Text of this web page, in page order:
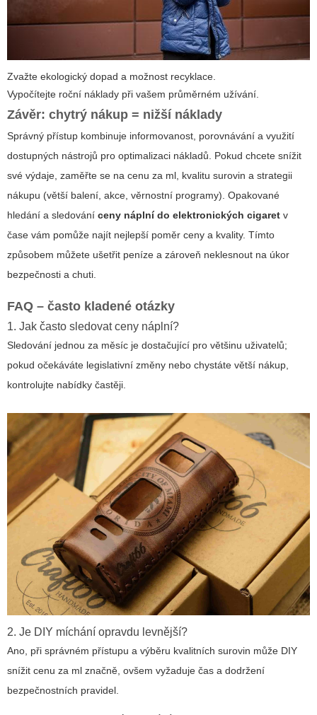
Zvažte ekologický dopad a možnost recyklace.
Vypočítejte roční náklady při vašem průměrném užívání.
Závěr: chytrý nákup = nižší náklady
Správný přístup kombinuje informovanost, porovnávání a využití
dostupných nástrojů pro optimalizaci nákladů. Pokud chcete snížit
své výdaje, zaměřte se na cenu za ml, kvalitu surovin a strategii
nákupu (větší balení, akce, věrnostní programy). Opakované
hledání a sledování ceny náplní do elektronických cigaret v
čase vám pomůže najít nejlepší poměr ceny a kvality. Tímto
způsobem můžete ušetřit peníze a zároveň neklesnout na úkor
bezpečnosti a chuti.
FAQ – často kladené otázky
1. Jak často sledovat ceny náplní?
Sledování jednou za měsíc je dostačující pro většinu uživatelů;
pokud očekáváte legislativní změny nebo chystáte větší nákup,
kontrolujte nabídky častěji.
2. Je DIY míchání opravdu levnější?
Ano, při správném přístupu a výběru kvalitních surovin může DIY
snížit cenu za ml značně, ovšem vyžaduje čas a dodržení
bezpečnostních pravidel.